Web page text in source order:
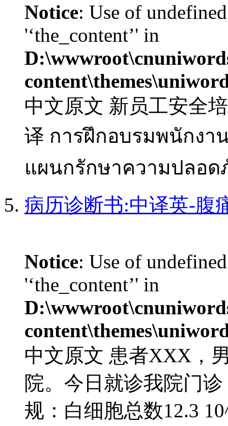
Notice: Use of
'‘the_content’' in
中文原文 新员工安全
译 การฝึกอบรมพนักง
แผนกรักษาความปลอด
病历诊断书:中译英-腹
Notice: Use of
'‘the_content’' in
中文原文 患者XXX，
院。今日就诊我院门
规：白细胞总数12.3